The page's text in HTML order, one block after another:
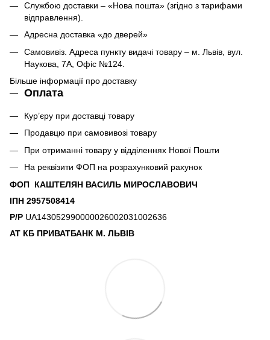
Службою доставки – «Нова пошта» (згідно з тарифами
відправлення).
Адресна доставка «до дверей»
Самовивіз. Адреса пункту видачі товару – м. Львів, вул.
Наукова, 7А, Офіс №124.
Більше інформації про доставку
Оплата
Кур’єру при доставці товару
Продавцю при самовивозі товару
При отриманні товару у відділеннях Нової Пошти
На реквізити ФОП на розрахунковий рахунок
ФОП КАШТЕЛЯН ВАСИЛЬ МИРОСЛАВОВИЧ
ІПН 2957508414
Р/Р UA143052990000026002031002636
АТ КБ ПРИВАТБАНК М. ЛЬВІВ